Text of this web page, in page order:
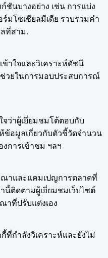
ชันบางอย่าง เช่น การแบ่ง
มโซเชียลมีเดีย รวบรวมคำ
ที่สาม.
าใจและวิเคราะห์ดัชนี
วยในการมอบประสบการณ์
จว่าผู้เยี่ยมชมโต้ตอบกับ
ข้อมูลเกี่ยวกับตัวชี้วัดจำนวน
การเข้าชม ฯลฯ
าและแคมเปญการตลาดที่
นี้ติดตามผู้เยี่ยมชมเว็บไซต์
าที่ปรับแต่งเอง
ที่กำลังวิเคราะห์และยังไม่